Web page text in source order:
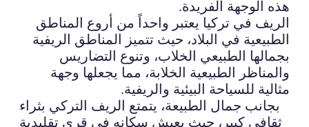
هذه الوجهة الفريدة.
الريف في تركيا يعتبر واحداً من أروع المناطق
الطبيعية في البلاد، حيث تتميز المناطق الريفية
بجمالها الطبيعي الخلاب، وتنوع التضاريس
والمناظر الطبيعية الخلابة، مما يجعلها وجهة
مثالية للسياحة البيئية والريفية.
بجانب جمال الطبيعة، يتمتع الريف التركي بثراء
ثقافي كبير، حيث يعيش سكانه في قرى تقليدية